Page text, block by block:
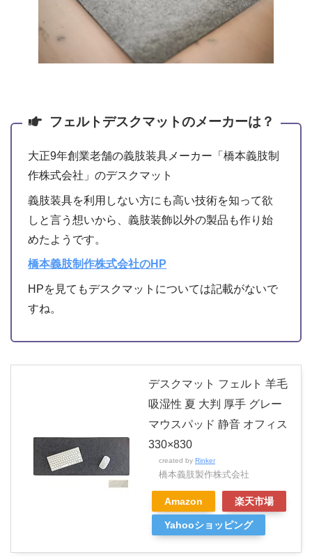
フェルトデスクマットのメーカーは？
大正9年創業老舗の義肢装具メーカー「橋本義肢制
作株式会社」のデスクマット
義肢装具を利用しない方にも高い技術を知って欲
しと言う想いから、義肢装飾以外の製品も作り始
めたようです。
橋本義肢制作株式会社のHP
HPを見てもデスクマットについては記載がないで
すね。
デスクマット フェルト 羊毛
吸湿性 夏 大判 厚手 グレー
マウスパッド 静音 オフィス
330×830
created by Rinker
橋本義肢製作株式会社
Amazon 楽天市場
Yahooショッピング